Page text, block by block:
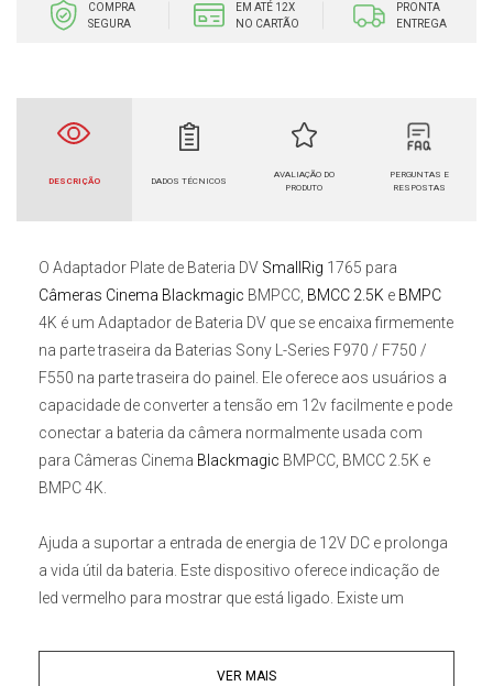
COMPRA
SEGURA
EM ATÉ 12X
NO CARTÃO
PRONTA
ENTREGA
DESCRIÇÃO DADOS TÉCNICOS
AVALIAÇÃO DO
PRODUTO
PERGUNTAS E
RESPOSTAS
O Adaptador Plate de Bateria DV SmallRig 1765 para
Câmeras Cinema Blackmagic BMPCC, BMCC 2.5K e BMPC
4K é um Adaptador de Bateria DV que se encaixa firmemente
na parte traseira da Baterias Sony L-Series F970 / F750 /
F550 na parte traseira do painel. Ele oferece aos usuários a
capacidade de converter a tensão em 12v facilmente e pode
conectar a bateria da câmera normalmente usada com
para Câmeras Cinema Blackmagic BMPCC, BMCC 2.5K e
BMPC 4K.
Ajuda a suportar a entrada de energia de 12V DC e prolonga
a vida útil da bateria. Este dispositivo oferece indicação de
led vermelho para mostrar que está ligado. Existe um
equipamento e um velcro para conexão do tripé.
VER MAIS